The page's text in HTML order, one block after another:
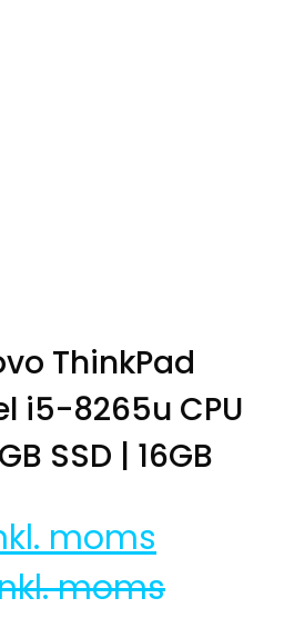
ThinkPad
i5-8265u CPU
SSD | 16GB
moms
moms